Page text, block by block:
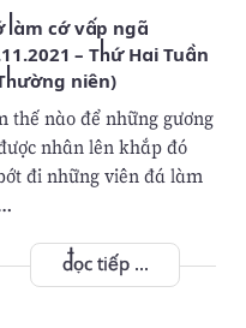
– Thứ Hai Tuần
niên)
thế nào để những gương
nhân lên khắp đó
đi những viên đá làm
đọc tiếp ...